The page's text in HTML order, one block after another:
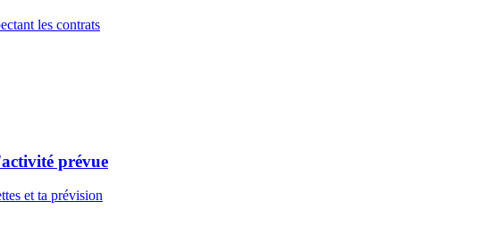
les contrats
prévue
et ta prévision